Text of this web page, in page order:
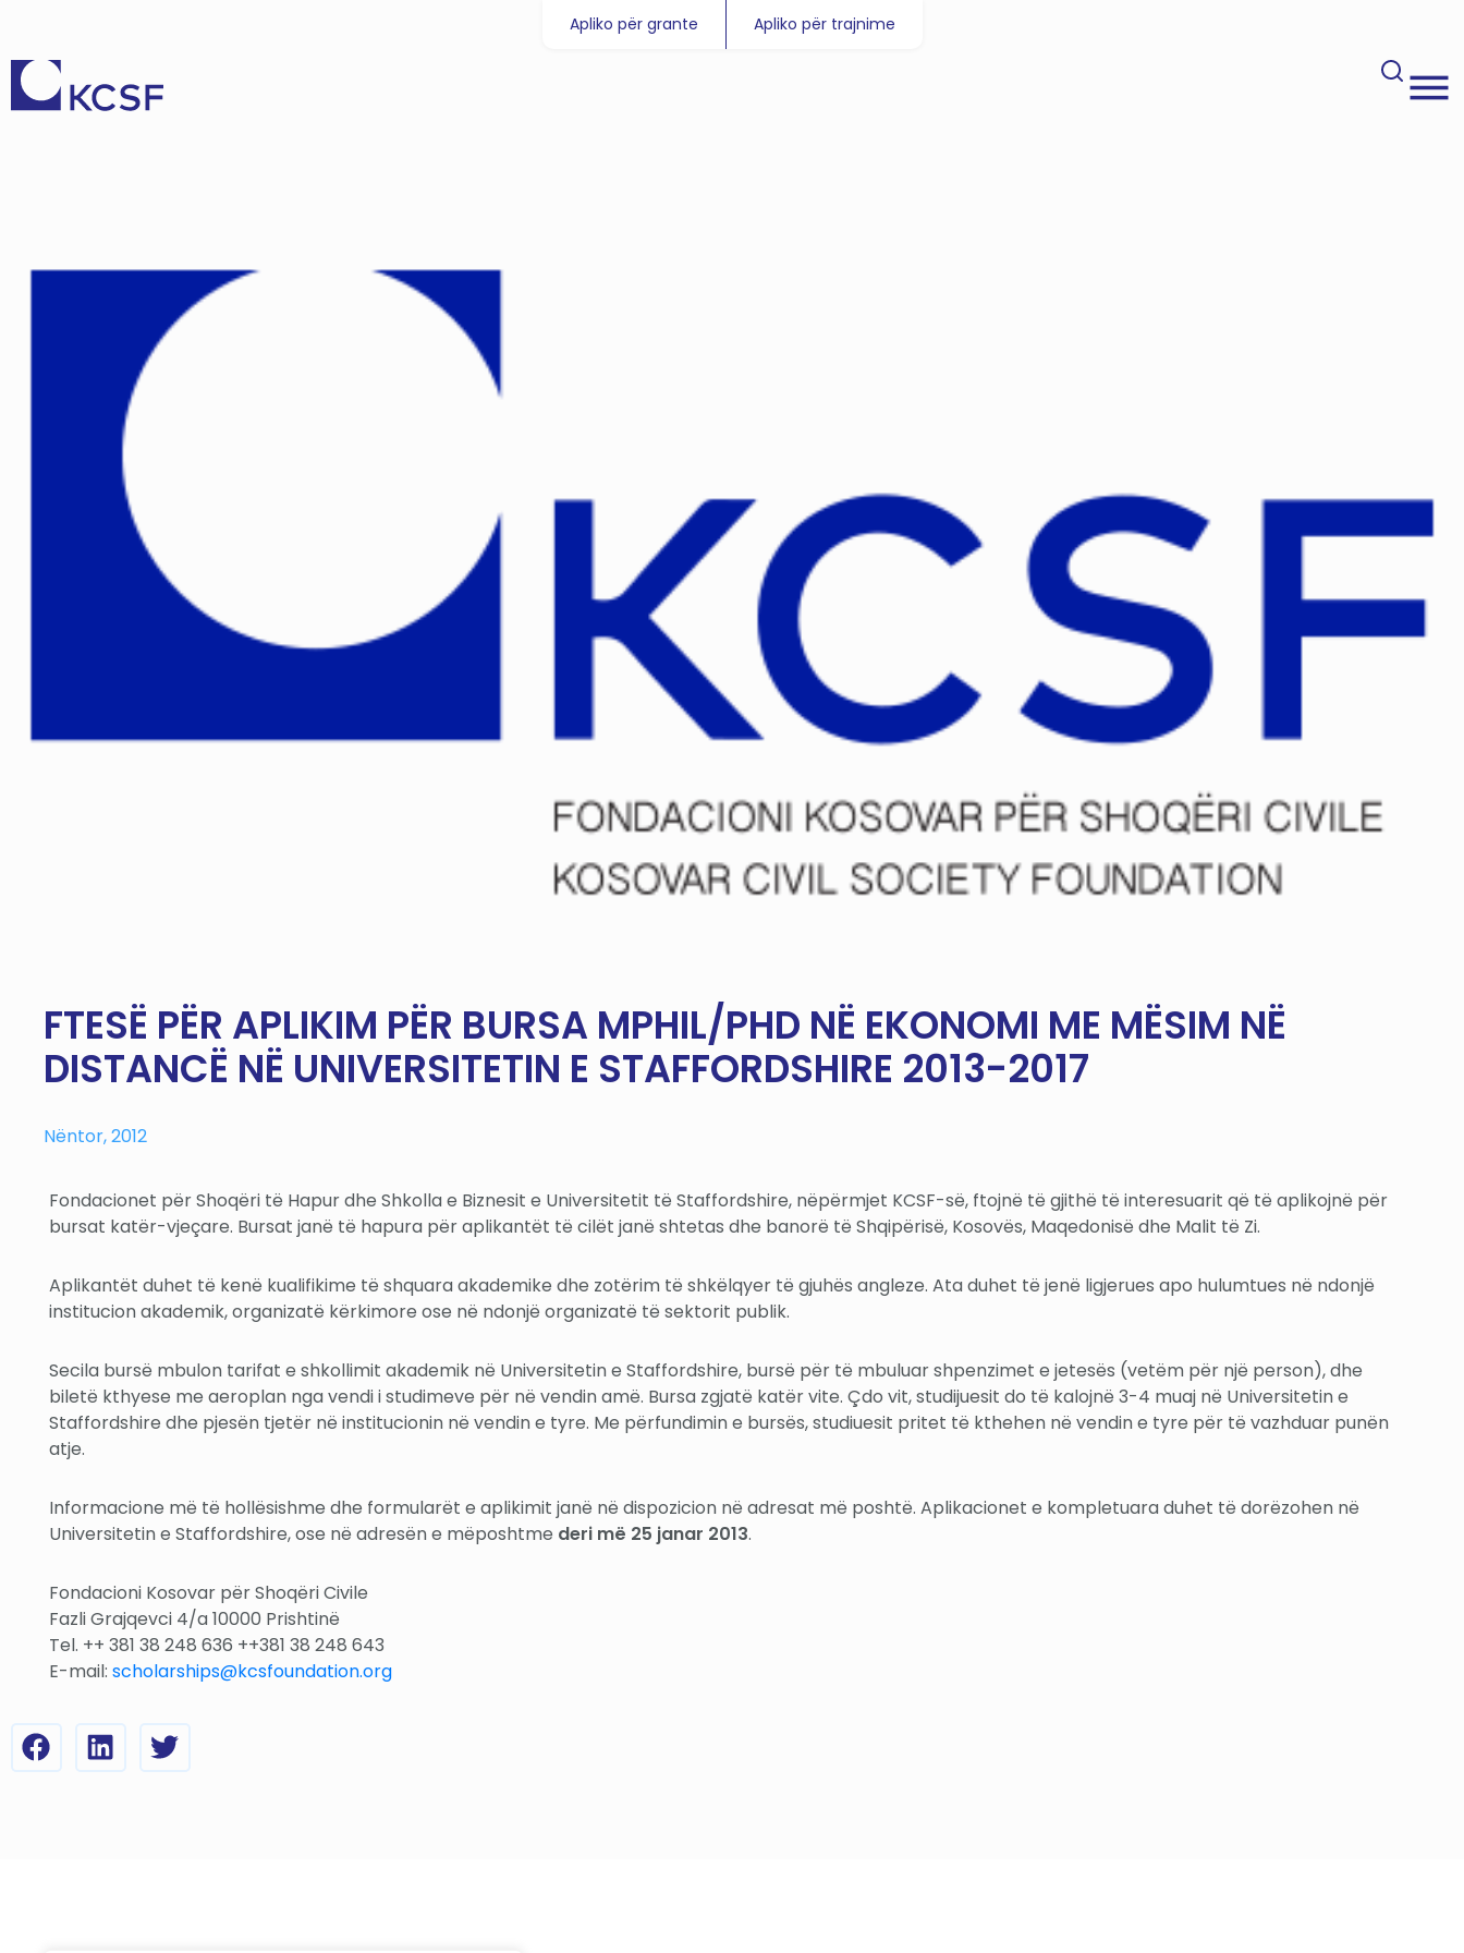
Apliko për grante Apliko për trajnime
FTESË PËR APLIKIM PËR BURSA MPHIL/PHD NË EKONOMI ME MËSIM NË
DISTANCË NË UNIVERSITETIN E STAFFORDSHIRE 2013-2017
Nëntor, 2012
Fondacionet për Shoqëri të Hapur dhe Shkolla e Biznesit e Universitetit të Staffordshire, nëpërmjet KCSF-së, ftojnë të gjithë të interesuarit që të aplikojnë për
bursat katër-vjeçare. Bursat janë të hapura për aplikantët të cilët janë shtetas dhe banorë të Shqipërisë, Kosovës, Maqedonisë dhe Malit të Zi.
Aplikantët duhet të kenë kualifikime të shquara akademike dhe zotërim të shkëlqyer të gjuhës angleze. Ata duhet të jenë ligjerues apo hulumtues në ndonjë
institucion akademik, organizatë kërkimore ose në ndonjë organizatë të sektorit publik.
Secila bursë mbulon tarifat e shkollimit akademik në Universitetin e Staffordshire, bursë për të mbuluar shpenzimet e jetesës (vetëm për një person), dhe
biletë kthyese me aeroplan nga vendi i studimeve për në vendin amë. Bursa zgjatë katër vite. Çdo vit, studijuesit do të kalojnë 3-4 muaj në Universitetin e
Staffordshire dhe pjesën tjetër në institucionin në vendin e tyre. Me përfundimin e bursës, studiuesit pritet të kthehen në vendin e tyre për të vazhduar punën
atje.
Informacione më të hollësishme dhe formularët e aplikimit janë në dispozicion në adresat më poshtë. Aplikacionet e kompletuara duhet të dorëzohen në
Universitetin e Staffordshire, ose në adresën e mëposhtme deri më 25 janar 2013.
Fondacioni Kosovar për Shoqëri Civile
Fazli Grajqevci 4/a 10000 Prishtinë
Tel. ++ 381 38 248 636 ++381 38 248 643
E-mail: scholarships@kcsfoundation.org